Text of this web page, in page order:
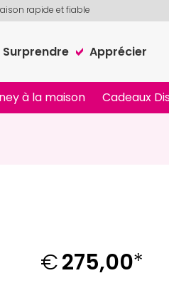
rapide et fiable
Surprendre Apprécier
à la maison Cadeaux
€275,00*